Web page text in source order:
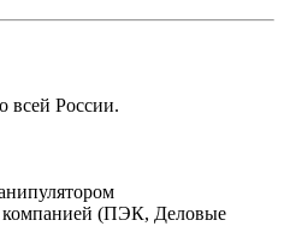
всей России.
компанией (ПЭК, Деловые